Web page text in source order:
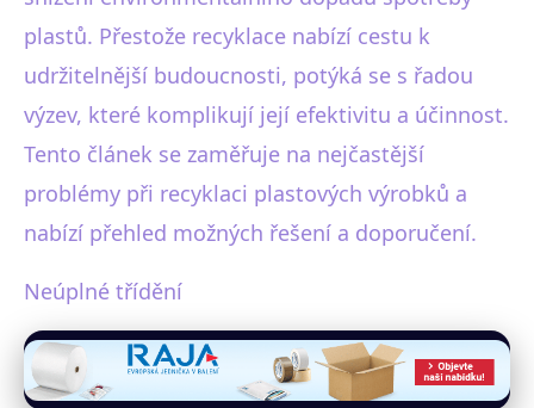
plastů. Přestože recyklace nabízí cestu k
udržitelnější budoucnosti, potýká se s řadou
výzev, které komplikují její efektivitu a účinnost.
Tento článek se zaměřuje na nejčastější
problémy při recyklaci plastových výrobků a
nabízí přehled možných řešení a doporučení.
Neúplné třídění